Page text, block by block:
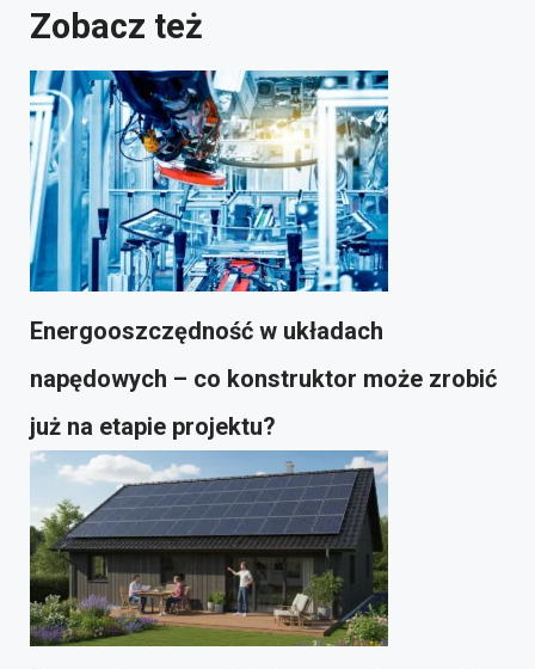
Zobacz też
Energooszczędność w układach
napędowych – co konstruktor może zrobić
już na etapie projektu?